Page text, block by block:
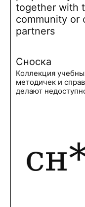
together with
community or
partners
Сноска
Коллекция
методичек и
делают